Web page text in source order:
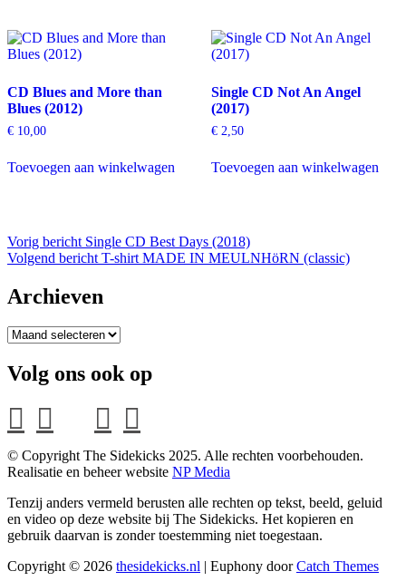
CD Blues and More than
Blues (2012)
€ 10,00
Toevoegen aan winkelwagen
Single CD Not An Angel
(2017)
€2,50
Toevoegen aan winkelwagen
Bericht
navigatie
Vorig
bericht
Vorig bericht Single CD Best Days (2018)
Volgend
Volgend bericht T-shirt MADE IN MEULNHöRN (classic)
Archieven
Archieven
Volg ons ook op
facebook
twitter
mail youtube
© Copyright The Sidekicks 2025. Alle rechten voorbehouden.
Realisatie en beheer website NP Media
Tenzij anders vermeld berusten alle rechten op tekst, beeld, geluid
en video op deze website bij The Sidekicks. Het kopieren en
gebruik daarvan is zonder toestemming niet toegestaan.
Copyright © 2026 thesidekicks.nl | Euphony doorCatch Themes